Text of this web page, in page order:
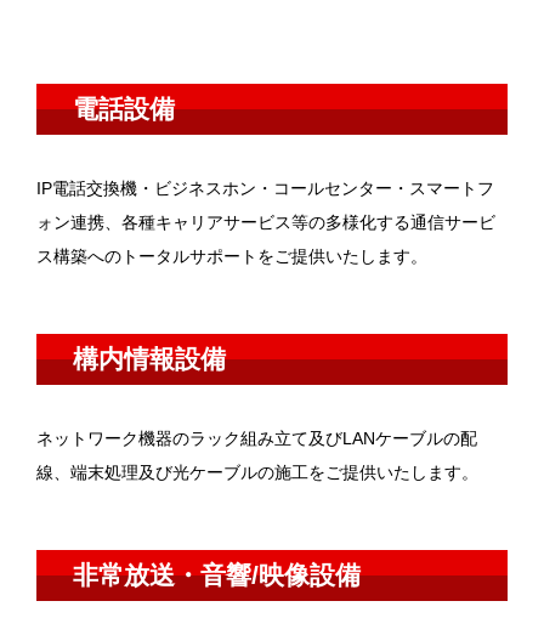
電話設備
IP電話交換機・ビジネスホン・コールセンター・スマートフ
ォン連携、各種キャリアサービス等の多様化する通信サービ
ス構築へのトータルサポートをご提供いたします。
構内情報設備
ネットワーク機器のラック組み立て及びLANケーブルの配
線、端末処理及び光ケーブルの施工をご提供いたします。
非常放送・音響/映像設備